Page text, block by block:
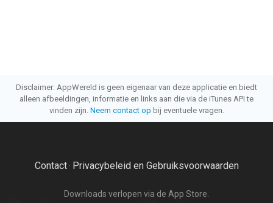
Disclaimer: AppWereld is geen eigenaar van deze applicatie en biedt
alleen afbeeldingen, informatie en links aan die via de iTunes API te
vinden zijn. Neem contact op bij eventuele vragen.
Contact· Privacybeleid en Gebruiksvoorwaarden
Downloads verlopen via de App Store.